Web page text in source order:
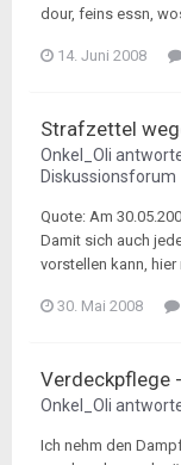
dour, feins essn,
14. Juni 2008
Strafzettel
Onkel_Oli
Diskussionsforum
Quote: Am
Damit sich auch
vorstellen kann,
30. Mai 2008
Verdeckpflege
Onkel_Oli
Ich nehm den